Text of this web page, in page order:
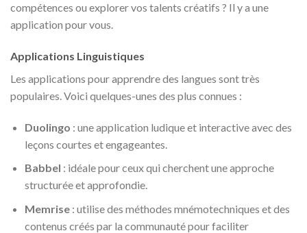
compétences ou explorer vos talents créatifs ? Il y a une
application pour vous.
Applications Linguistiques
Les applications pour apprendre des langues sont très
populaires. Voici quelques-unes des plus connues :
Duolingo : une application ludique et interactive avec des
leçons courtes et engageantes.
Babbel : idéale pour ceux qui cherchent une approche
structurée et approfondie.
Memrise: utilise des méthodes mnémotechniques et des
contenus créés par la communauté pour faciliter